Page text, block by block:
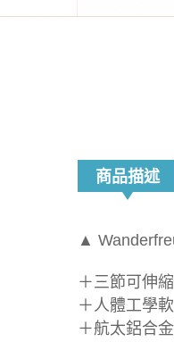
商品描述
▲
＋三節可伸
＋人體工學
＋航太鋁合